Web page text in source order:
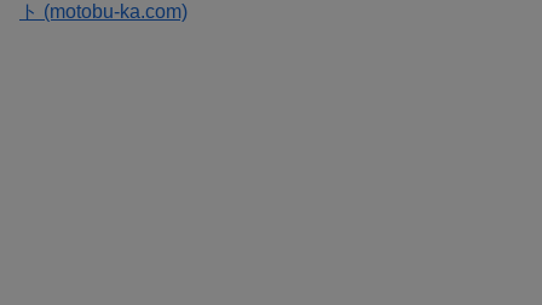
ト (motobu-ka.com)